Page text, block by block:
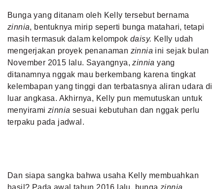
Bunga yang ditanam oleh Kelly tersebut bernama
zinnia, bentuknya mirip seperti bunga matahari, tetapi
masih termasuk dalam kelompok daisy. Kelly udah
mengerjakan proyek penanaman zinnia ini sejak bulan
November 2015 lalu. Sayangnya,zinniayang
ditanamnya nggak mau berkembang karena tingkat
kelembapan yang tinggi dan terbatasnya aliran udara di
luar angkasa. Akhirnya, Kelly pun memutuskan untuk
menyiramizinnia sesuai kebutuhan dan nggak perlu
terpaku pada jadwal.
Dan siapa sangka bahwa usaha Kelly membuahkan
hasil? Pada awal tahun 2016 lalu, bunga zinnia